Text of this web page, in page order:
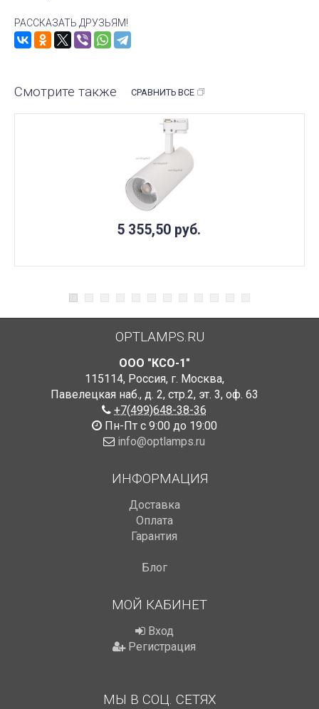
РАССКАЗАТЬ ДРУЗЬЯМ!
Смотрите также СРАВНИТЬ ВСЕ
5 355,50 руб.
OPTLAMPS.RU
ООО "КСО-1"
115114, Россия, г. Москва,
Павелецкая наб., д. 2, стр.2, эт. 3, оф. 63
+7(499)648-38-36
Пн-Пт с 9:00 до 19:00
info@optlamps.ru
ИНФОРМАЦИЯ
Доставка
Оплата
Гарантия
Блог
МОЙ КАБИНЕТ
Вход
Регистрация
МЫ В СОЦ. СЕТЯХ